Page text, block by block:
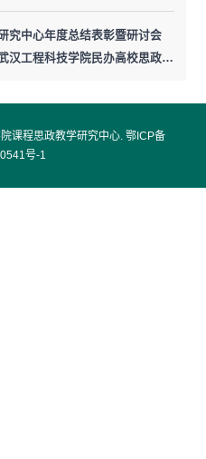
究中心年度总结表彰暨研讨会
下一篇：【转载】高质量发展｜武汉工程科技学院民办高校思政课与课程思政同向协同发展研讨会成功举办
课程思政教学研究中心. 鄂ICP备
号-1